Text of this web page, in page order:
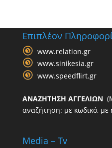
Επιπλέον
www.relation.gr
www.sinikesia.gr
www.speedflirt.gr
ΑΝΑΖΗΤΗΣΗ ΑΓΓΕΛΙΩΝ
αναζήτηση: με κωδικό, με
Media – Tv